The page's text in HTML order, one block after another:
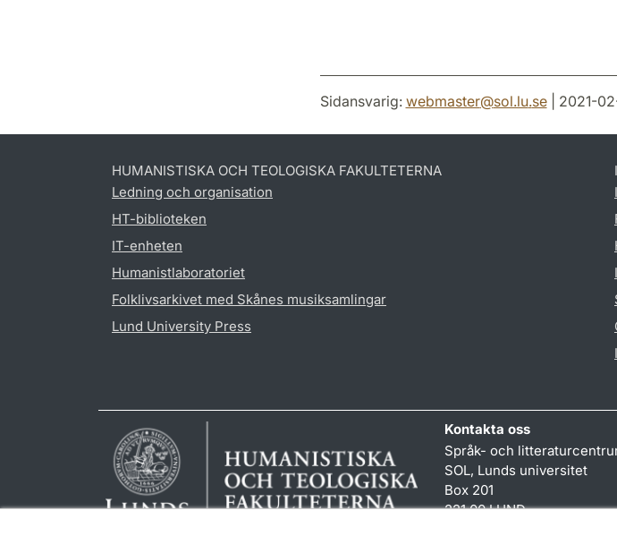
Sidansvarig: webmaster@sol.lu.se| 2021-
HUMANISTISKA OCH TEOLOGISKA FAKULTETERNA
Ledning och organisation
HT-biblioteken
IT-enheten
Humanistlaboratoriet
Folklivsarkivet med Skånes musiksamlingar
Lund University Press
Kontakta oss
Språk- och
SOL, Lunds universitet
Box 201
221 00 LUND